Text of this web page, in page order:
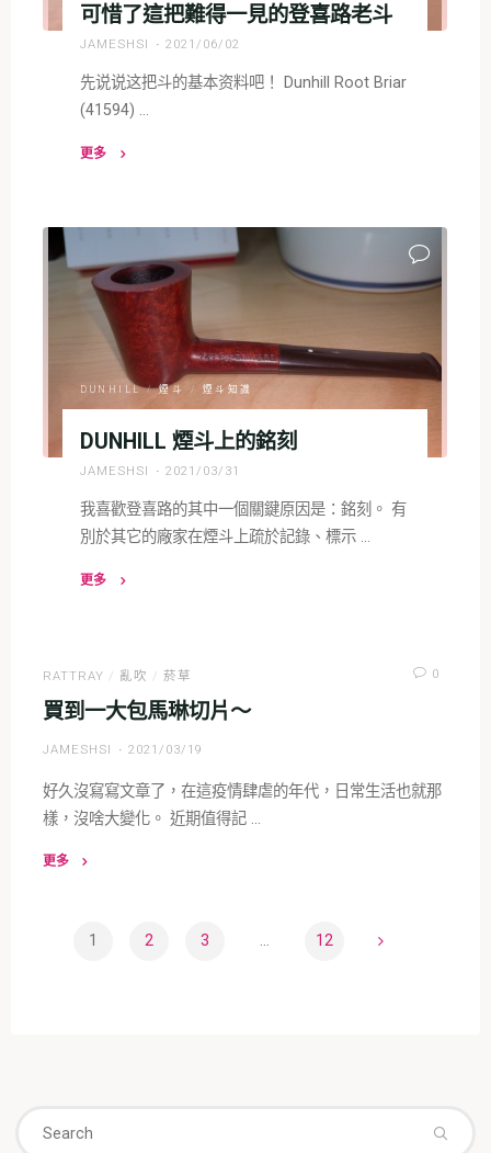
可惜了這把難得一見的登喜路老斗
JAMESHSI 2021/06/02
先说说这把斗的基本资料吧！ Dunhill Root Briar
(41594) …
更多
了
把
見
的
登
喜
老
斗"
DUNHILL / 煙斗 / 煙斗知識
DUNHILL 煙斗上的銘刻
JAMESHSI 2021/03/31
我喜歡登喜路的其中一個關鍵原因是：銘刻。 有
別於其它的廠家在煙斗上疏於記錄、標示 …
更多
上
的
RATTRAY / 亂吹 / 菸草 0
買到一大包馬琳切片～
JAMESHSI 2021/03/19
好久沒寫寫文章了，在這疫情肆虐的年代，日常生活也就那
樣，沒啥大變化。 近期值得記 …
更多
～"
1 2 3 ... 12
Search